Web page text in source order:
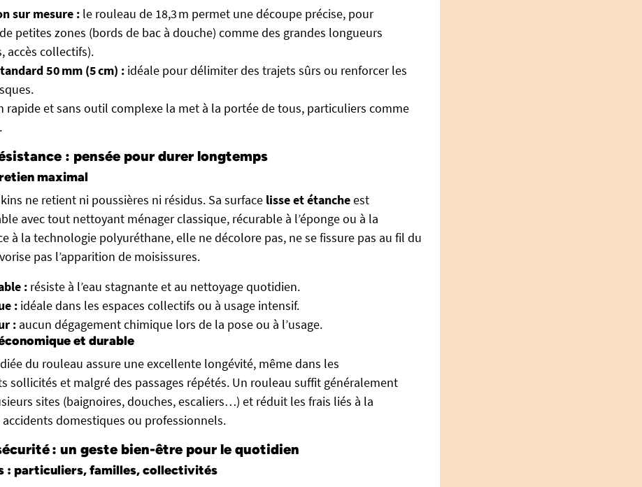
sur mesure : le rouleau de 18,3 m permet une découpe précise, pour
petites zones (bords de bac à douche) comme des grandes longueurs
accès collectifs).
50 mm (5 cm) : idéale pour délimiter des trajets sûrs ou renforcer les
rapide et sans outil complexe la met à la portée de tous, particuliers comme
: pensée pour durer longtemps
maximal
ne retient ni poussières ni résidus. Sa surface lisse et étancheest
avec tout nettoyant ménager classique, récurable à l’éponge ou à la
à la technologie polyuréthane, elle ne décolore pas, ne se fissure pas au fil du
pas l’apparition de moisissures.
: résiste à l’eau stagnante et au nettoyage quotidien.
: idéale dans les espaces collectifs ou à usage intensif.
: aucun dégagement chimique lors de la pose ou à l’usage.
et durable
du rouleau assure une excellente longévité, même dans les
sollicités et malgré des passages répétés. Un rouleau suffit généralement
sites (baignoires, douches, escaliers…) et réduit les frais liés à la
domestiques ou professionnels.
: un geste bien-être pour le quotidien
: particuliers, familles, collectivités